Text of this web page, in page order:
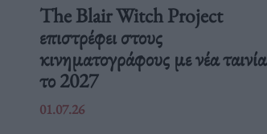
The Blair Witch Project
επιστρέφει στους
κινηματογράφους με νέα ταινία
το 2027
01.07.26